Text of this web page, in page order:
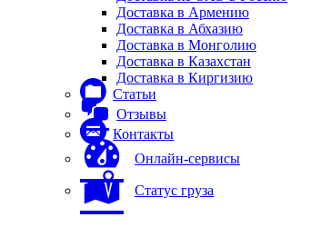
Доставка в Армению
Доставка в Абхазию
Доставка в Монголию
Доставка в Казахстан
Доставка в Киргизию
Статьи
Отзывы
Контакты
Онлайн-сервисы
Статус груза